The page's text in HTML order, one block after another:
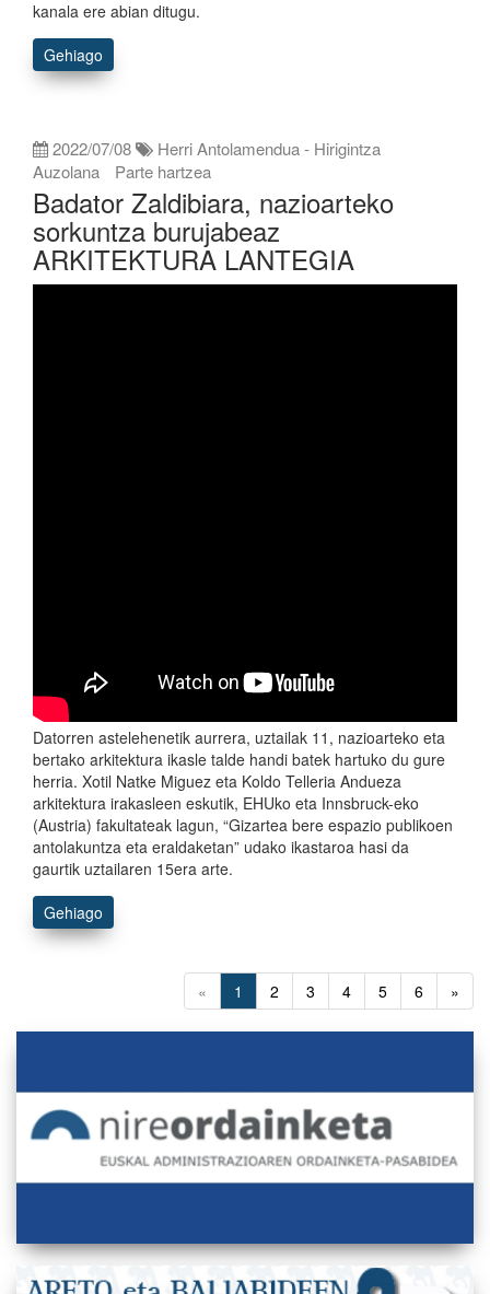
kanala ere abian ditugu.
Gehiago
2022/07/08
Herri Antolamendua - Hirigintza
Auzolana
Parte hartzea
Badator Zaldibiara, nazioarteko
sorkuntza burujabeaz
ARKITEKTURA LANTEGIA
Datorren astelehenetik aurrera, uztailak 11, nazioarteko eta
bertako arkitektura ikasle talde handi batek hartuko du gure
herria. Xotil Natke Miguez eta Koldo Telleria Andueza
arkitektura irakasleen eskutik, EHUko eta Innsbruck-eko
(Austria) fakultateak lagun, “Gizartea bere espazio publikoen
antolakuntza eta eraldaketan” udako ikastaroa hasi da
gaurtik uztailaren 15era arte.
Gehiago
« 1 2 3 4 5 6 »